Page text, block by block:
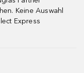
Keine Auswahl
Express